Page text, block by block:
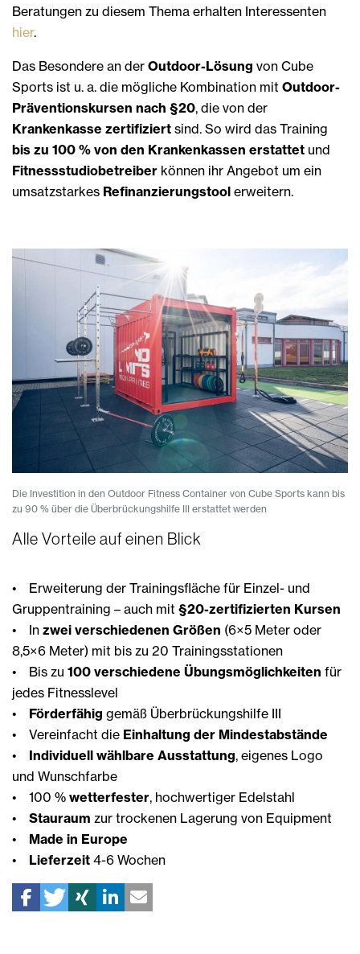
Beratungen zu diesem Thema erhalten Interessenten
hier.
Das Besondere an der Outdoor-Lösung von Cube
Sports ist u. a. die mögliche Kombination mit Outdoor-
Präventionskursen nach §20, die von der
Krankenkasse zertifiziert sind. So wird das Training
bis zu 100 % von den Krankenkassen erstattet und
Fitnessstudiobetreiber können ihr Angebot um ein
umsatzstarkes Refinanzierungstool erweitern.
Die Investition in den Outdoor Fitness Container von Cube Sports kann bis
zu 90 % über die Überbrückungshilfe III erstattet werden
Alle Vorteile auf einen Blick
• Erweiterung der Trainingsfläche für Einzel- und
Gruppentraining – auch mit §20-zertifizierten Kursen
• In zwei verschiedenen Größen (6×5 Meter oder
8,5×6 Meter) mit bis zu 20 Trainingsstationen
• Bis zu 100 verschiedene Übungsmöglichkeiten für
jedes Fitnesslevel
•
Förderfähig gemäß Überbrückungshilfe III
• Vereinfacht die Einhaltung der Mindestabstände
•
Individuell wählbare Ausstattung, eigenes Logo
und Wunschfarbe
• 100 % wetterfester, hochwertiger Edelstahl
• Stauraum zur trockenen Lagerung von Equipment
• Made in Europe
• Lieferzeit 4-6 Wochen